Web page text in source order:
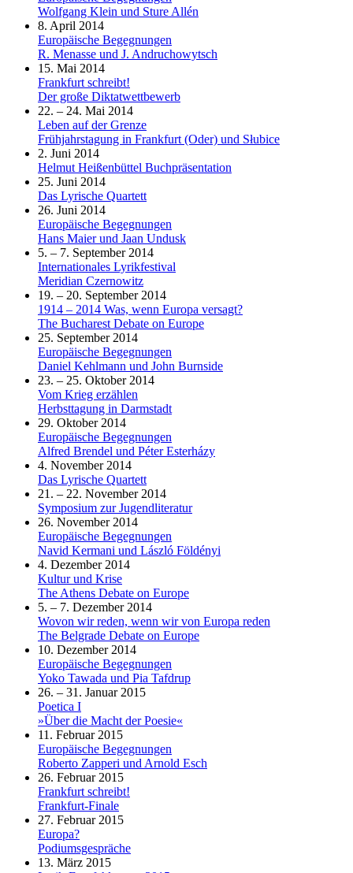
Wolfgang Klein und Sture Allén
8. April 2014
Europäische Begegnungen
R. Menasse und J. Andruchowytsch
15. Mai 2014
Frankfurt schreibt!
Der große Diktatwettbewerb
22. – 24. Mai 2014
Leben auf der Grenze
Frühjahrstagung in Frankfurt (Oder) und Słubice
2. Juni 2014
Helmut Heißenbüttel Buchpräsentation
25. Juni 2014
Das Lyrische Quartett
26. Juni 2014
Europäische Begegnungen
Hans Maier und Jaan Undusk
5. – 7. September 2014
Internationales Lyrikfestival
Meridian Czernowitz
19. – 20. September 2014
1914 – 2014 Was, wenn Europa versagt?
The Bucharest Debate on Europe
25. September 2014
Europäische Begegnungen
Daniel Kehlmann und John Burnside
23. – 25. Oktober 2014
Vom Krieg erzählen
Herbsttagung in Darmstadt
29. Oktober 2014
Europäische Begegnungen
Alfred Brendel und Péter Esterházy
4. November 2014
Das Lyrische Quartett
21. – 22. November 2014
Symposium zur Jugendliteratur
26. November 2014
Europäische Begegnungen
Navid Kermani und László Földényi
4. Dezember 2014
Kultur und Krise
The Athens Debate on Europe
5. – 7. Dezember 2014
Wovon wir reden, wenn wir von Europa reden
The Belgrade Debate on Europe
10. Dezember 2014
Europäische Begegnungen
Yoko Tawada und Pia Tafdrup
26. – 31. Januar 2015
Poetica I
»Über die Macht der Poesie«
11. Februar 2015
Europäische Begegnungen
Roberto Zapperi und Arnold Esch
26. Februar 2015
Frankfurt schreibt!
Frankfurt-Finale
27. Februar 2015
Europa?
Podiumsgespräche
13. März 2015